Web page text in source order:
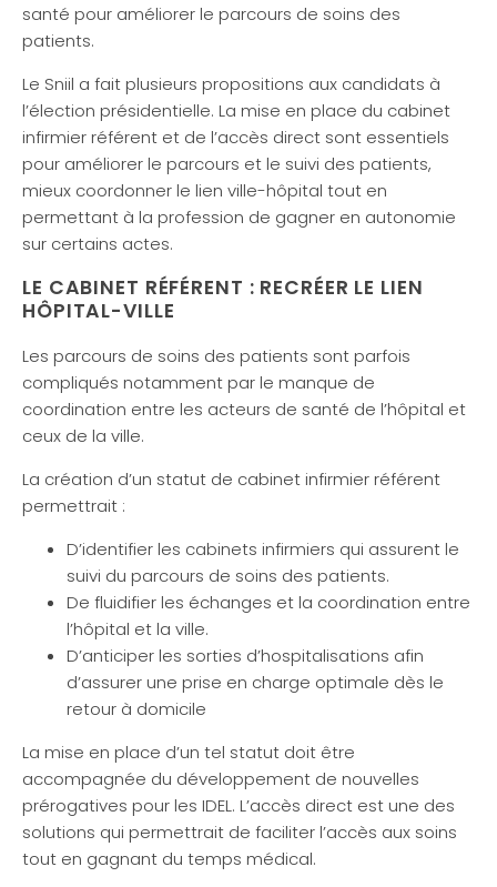
santé pour améliorer le parcours de soins des
patients.
Le Sniil a fait plusieurs propositions aux candidats à
l’élection présidentielle. La mise en place du cabinet
infirmier référent et de l’accès direct sont essentiels
pour améliorer le parcours et le suivi des patients,
mieux coordonner le lien ville-hôpital tout en
permettant à la profession de gagner en autonomie
sur certains actes.
LE CABINET RÉFÉRENT : RECRÉER LE LIEN
HÔPITAL-VILLE
Les parcours de soins des patients sont parfois
compliqués notamment par le manque de
coordination entre les acteurs de santé de l’hôpital et
ceux de la ville.
La création d’un statut de cabinet infirmier référent
permettrait :
D’identifier les cabinets infirmiers qui assurent le
suivi du parcours de soins des patients.
De fluidifier les échanges et la coordination entre
l’hôpital et la ville.
D’anticiper les sorties d’hospitalisations afin
d’assurer une prise en charge optimale dès le
retour à domicile
La mise en place d’un tel statut doit être
accompagnée du développement de nouvelles
prérogatives pour les IDEL. L’accès direct est une des
solutions qui permettrait de faciliter l’accès aux soins
tout en gagnant du temps médical.